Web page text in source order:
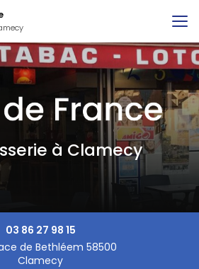
à Clamecy
03 86 27 98 15
de Bethléem 58500
Clamecy